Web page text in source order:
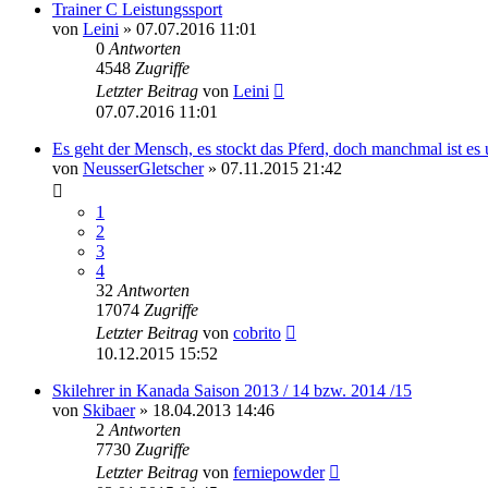
Trainer C Leistungssport
von Leini » 07.07.2016 11:01
0 Antworten
4548 Zugriffe
Letzter Beitrag von Leini
07.07.2016 11:01
Es geht der Mensch, es stockt das Pferd, doch manchmal ist es
von NeusserGletscher» 07.11.2015 21:42
1
2
3
4
32 Antworten
17074 Zugriffe
Letzter Beitrag von cobrito
10.12.2015 15:52
Skilehrer in Kanada Saison 2013 / 14 bzw. 2014 /15
von Skibaer» 18.04.2013 14:46
2 Antworten
7730 Zugriffe
Letzter Beitrag von ferniepowder